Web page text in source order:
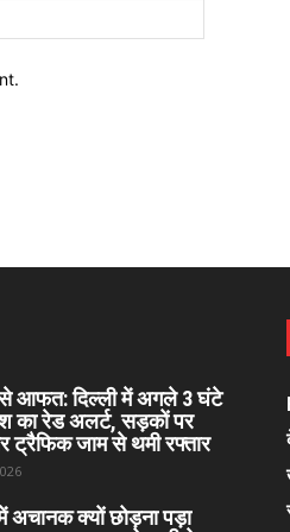
आफत: दिल्ली में अगले 3 घंटे
का रेड अलर्ट, सड़कों पर
ट्रैफिक जाम से थमी रफ्तार
अचानक क्यों छोड़ना पड़ा